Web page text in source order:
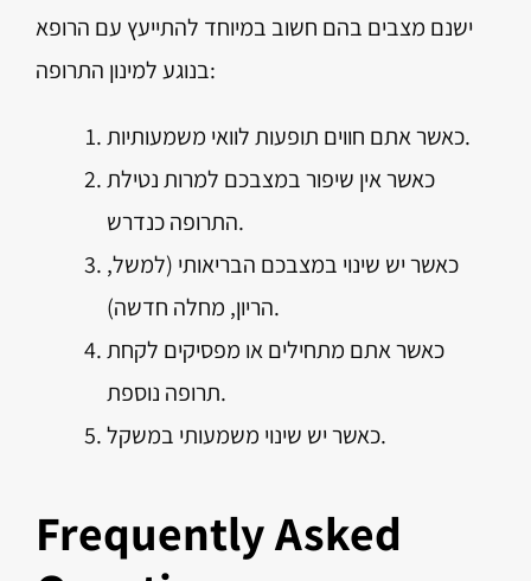
ישנם מצבים בהם חשוב במיוחד להתייעץ עם הרופא
בנוגע למינון התרופה:
כאשר אתם חווים תופעות לוואי משמעותיות.
כאשר אין שיפור במצבכם למרות נטילת
התרופה כנדרש.
כאשר יש שינוי במצבכם הבריאותי (למשל,
הריון, מחלה חדשה).
כאשר אתם מתחילים או מפסיקים לקחת
תרופה נוספת.
כאשר יש שינוי משמעותי במשקל.
Frequently Asked